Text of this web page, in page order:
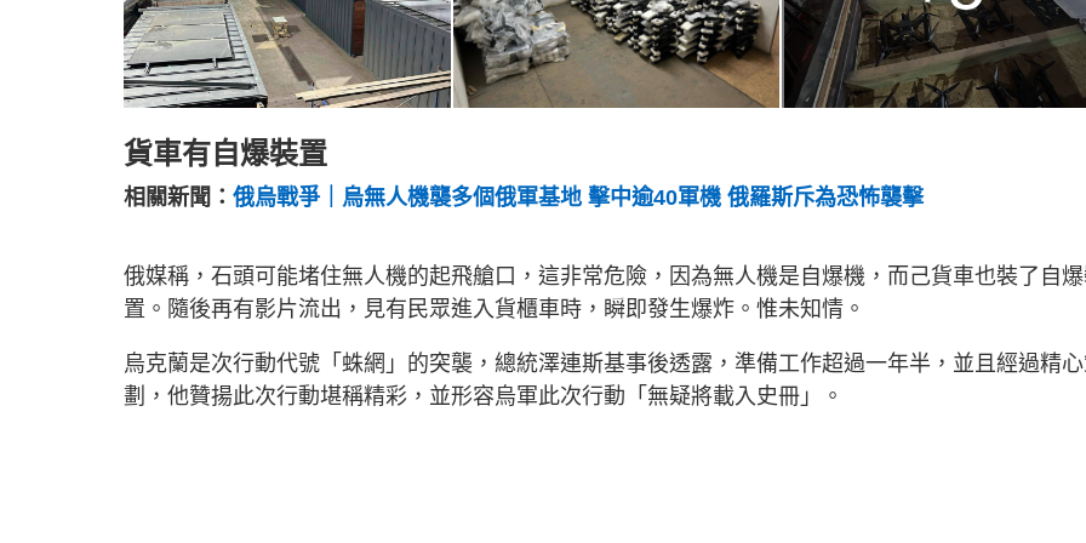
貨車有自爆裝置
相關新聞： 俄烏戰爭｜烏無人機襲多個俄軍基地 擊中逾40軍機 俄羅斯斥為恐怖襲擊
俄媒稱，石頭可能堵住無人機的起飛艙口，這非常危險，因為無人機是自爆機，而己貨車也裝了自
置。隨後再有影片流出，見有民眾進入貨櫃車時，瞬即發生爆炸。惟未知情。
烏克蘭是次行動代號「蛛網」的突襲，總統澤連斯基事後透露，準備工作超過一年半，並且經過精
劃，他贊揚此次行動堪稱精彩，並形容烏軍此次行動「無疑將載入史冊」。